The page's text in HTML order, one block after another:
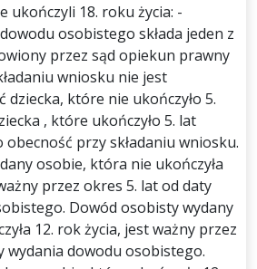
ukończyli 18. roku życia: -
osobistego składa jeden z
przez sąd opiekun prawny
wniosku nie jest
dziecka, które nie ukończyło 5.
, które ukończyło 5. lat
przy składaniu wniosku.
osobie, która nie ukończyła
przez okres 5. lat od daty
Dowód osobisty wydany
12. rok życia, jest ważny przez
wydania dowodu osobistego.